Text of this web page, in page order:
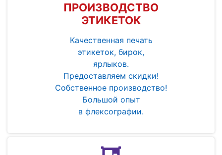
ПРОИЗВОДСТВО
ЭТИКЕТОК
Качественная печать
этикеток, бирок,
ярлыков.
Предоставляем скидки!
Собственное производство!
Большой опыт
в флексографии.